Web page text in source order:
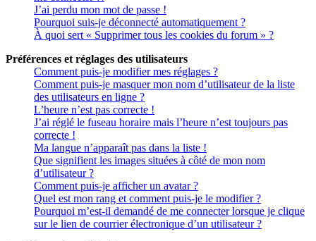
J’ai perdu mon mot de passe !
Pourquoi suis-je déconnecté automatiquement ?
À quoi sert « Supprimer tous les cookies du forum » ?
Préférences et réglages des utilisateurs
Comment puis-je modifier mes réglages ?
Comment puis-je masquer mon nom d’utilisateur de la liste
des utilisateurs en ligne ?
L’heure n’est pas correcte !
J’ai réglé le fuseau horaire mais l’heure n’est toujours pas
correcte !
Ma langue n’apparaît pas dans la liste !
Que signifient les images situées à côté de mon nom
d’utilisateur ?
Comment puis-je afficher un avatar ?
Quel est mon rang et comment puis-je le modifier ?
Pourquoi m’est-il demandé de me connecter lorsque je clique
sur le lien de courrier électronique d’un utilisateur ?